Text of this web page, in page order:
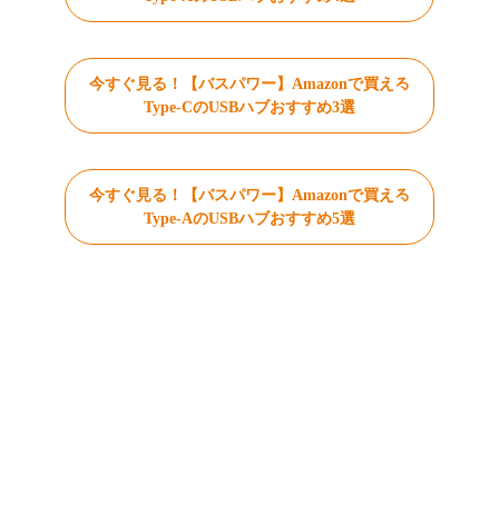
今すぐ見る！【バスパワー】Amazonで買える
Type-CのUSBハブおすすめ3選
今すぐ見る！【バスパワー】Amazonで買える
Type-AのUSBハブおすすめ5選